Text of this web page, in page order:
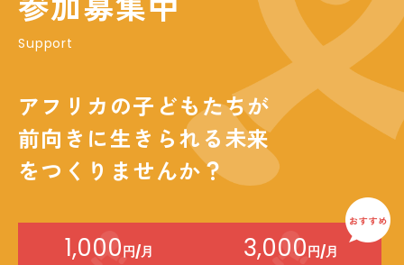
Support
アフリカの子どもたちが
前向きに生きられる未来
をつくりませんか？
1,000円/月 3,000円/月